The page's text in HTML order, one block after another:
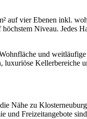
auf vier Ebenen inkl.
Niveau. Jedes
und
Kellerbereiche
Nähe zu
und Freizeitangebote